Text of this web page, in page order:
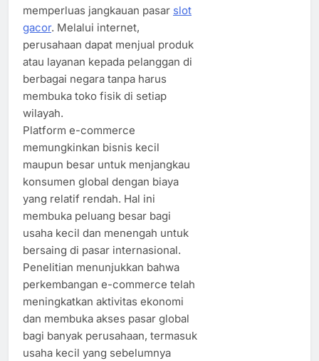
memperluas jangkauan pasar slot
gacor. Melalui internet,
perusahaan dapat menjual produk
atau layanan kepada pelanggan di
berbagai negara tanpa harus
membuka toko fisik di setiap
wilayah.
Platform e-commerce
memungkinkan bisnis kecil
maupun besar untuk menjangkau
konsumen global dengan biaya
yang relatif rendah. Hal ini
membuka peluang besar bagi
usaha kecil dan menengah untuk
bersaing di pasar internasional.
Penelitian menunjukkan bahwa
perkembangan e-commerce telah
meningkatkan aktivitas ekonomi
dan membuka akses pasar global
bagi banyak perusahaan, termasuk
usaha kecil yang sebelumnya